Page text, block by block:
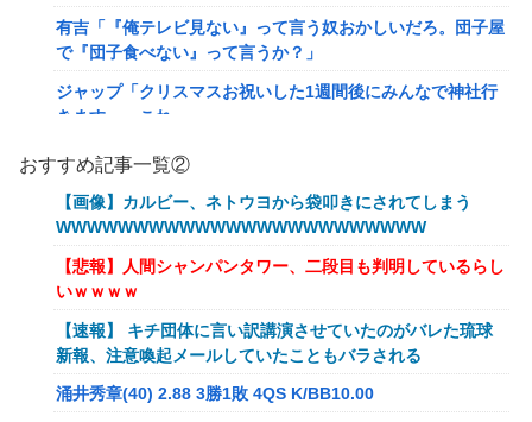
有吉「『俺テレビ見ない』って言う奴おかしいだろ。団子屋
で『団子食べない』って言うか？」
ジャップ「クリスマスお祝いした1週間後にみんなで神社行
きます」←これ
【画像】令和最新版のあのちゃん、可愛過ぎてワイらにブッ
刺さりまくりw w w w w w
オワコン扱いされていたデジモンさん、令和に全盛期を超え
る利益を生み出していた
【爆笑ｗ】バッグひったくりを試みた男、バイクを盗られ
る！
【動画】新型のさすまた、限界突破www
メディア「Switch2版『モンハンワイルズ』はDLSS込みで
最大1440p動作」
おすすめ記事一覧②
【画像】カルビー、ネトウヨから袋叩きにされてしまう
WWWWWWWWWWWWWWWWWWWWWWWW
【悲報】人間シャンパンタワー、二段目も判明しているらし
いｗｗｗｗ
【速報】 キチ団体に言い訳講演させていたのがバレた琉球
新報、注意喚起メールしていたこともバラされる
涌井秀章(40) 2.88 3勝1敗 4QS K/BB10.00